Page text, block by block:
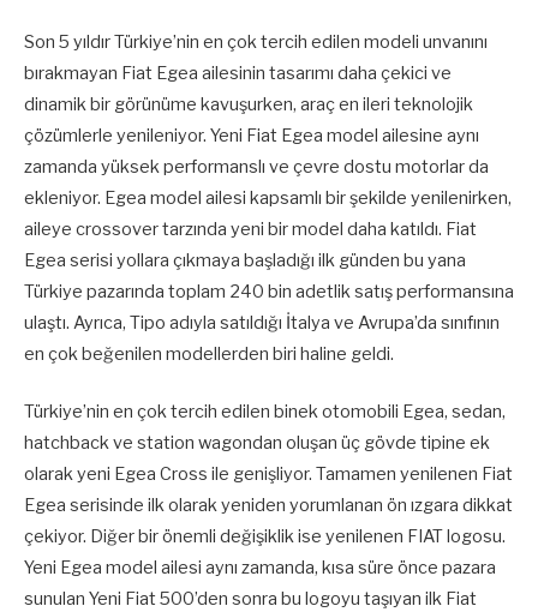
Son 5 yıldır Türkiye’nin en çok tercih edilen modeli unvanını
bırakmayan Fiat Egea ailesinin tasarımı daha çekici ve
dinamik bir görünüme kavuşurken, araç en ileri teknolojik
çözümlerle yenileniyor. Yeni Fiat Egea model ailesine aynı
zamanda yüksek performanslı ve çevre dostu motorlar da
ekleniyor. Egea model ailesi kapsamlı bir şekilde yenilenirken,
aileye crossover tarzında yeni bir model daha katıldı. Fiat
Egea serisi yollara çıkmaya başladığı ilk günden bu yana
Türkiye pazarında toplam 240 bin adetlik satış performansına
ulaştı. Ayrıca, Tipo adıyla satıldığı İtalya ve Avrupa’da sınıfının
en çok beğenilen modellerden biri haline geldi.
Türkiye’nin en çok tercih edilen binek otomobili Egea, sedan,
hatchback ve station wagondan oluşan üç gövde tipine ek
olarak yeni Egea Cross ile genişliyor. Tamamen yenilenen Fiat
Egea serisinde ilk olarak yeniden yorumlanan ön ızgara dikkat
çekiyor. Diğer bir önemli değişiklik ise yenilenen FIAT logosu.
Yeni Egea model ailesi aynı zamanda, kısa süre önce pazara
sunulan Yeni Fiat 500’den sonra bu logoyu taşıyan ilk Fiat